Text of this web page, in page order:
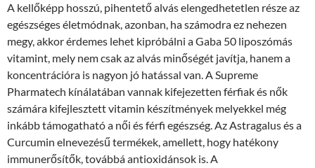
A kellőképp hosszú, pihentető alvás elengedhetetlen része az
egészséges életmódnak, azonban, ha számodra ez nehezen
megy, akkor érdemes lehet kipróbálni a Gaba 50 liposzómás
vitamint, mely nem csak az alvás minőségét javítja, hanem a
koncentrációra is nagyon jó hatással van. A Supreme
Pharmatech kínálatában vannak kifejezetten férfiak és nők
számára kifejlesztett vitamin készítmények melyekkel még
inkább támogatható a női és férfi egészség. Az Astragalus és a
Curcumin elnevezésű termékek, amellett, hogy hatékony
immunerősítők, továbbá antioxidánsok is. A